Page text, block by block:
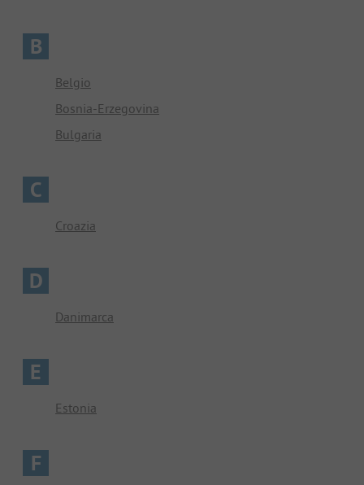
B
Belgio
Bosnia-Erzegovina
Bulgaria
C
Croazia
D
Danimarca
E
Estonia
F